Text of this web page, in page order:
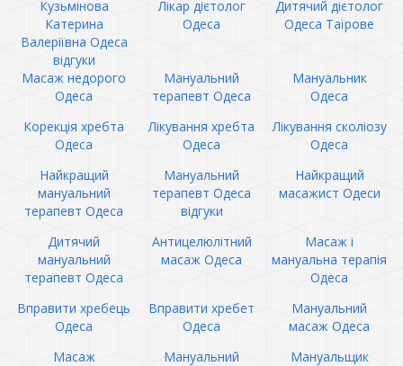
Кузьмінова
Катерина
Валеріївна Одеса
відгуки
Лікар дієтолог
Одеса
Дитячий дієтолог
Одеса Таїрове
Масаж недорого
Одеса
Мануальний
терапевт Одеса
Мануальник
Одеса
Корекція хребта
Одеса
Лікування хребта
Одеса
Лікування сколіозу
Одеса
Найкращий
мануальний
терапевт Одеса
Мануальний
терапевт Одеса
відгуки
Найкращий
масажист Одеси
Дитячий
мануальний
терапевт Одеса
Антицелюлітний
масаж Одеса
Масаж і
мануальна терапія
Одеса
Вправити хребець
Одеса
Вправити хребет
Одеса
Мануальний
масаж Одеса
Масаж
Мануальний
Мануальщик